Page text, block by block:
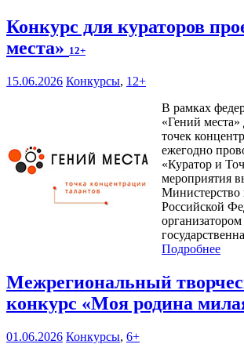
Конкурс для кураторов
места» 12+
15.06.2026 Конкурсы, 12+
В рамках
«Гений места»
точек
ежегодно
«Куратор и
мероприятия
Министерство
Российской
Подробнее
Межрегиональный
конкурс «Моя родина
01.06.2026 Конкурсы, 6+